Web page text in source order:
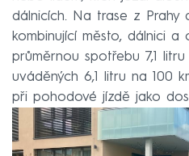
dálnicích. Na trase z Prahy
kombinující město, dálnici a
průměrnou spotřebu 7,1
uváděných 6,1 litru na 100
při pohodové jízdě jako